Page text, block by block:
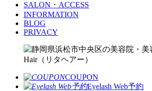
SALON・ACCESS
INFORMATION
BLOG
PRIVACY
COUPON
Eyelash Web予約